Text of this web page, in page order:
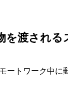
を渡される
トワーク中に